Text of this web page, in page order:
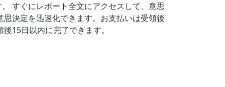
すぐにレポート全文にアクセスして、意思
決定を迅速化できます。お支払いは受領後
15日以内に完了できます。